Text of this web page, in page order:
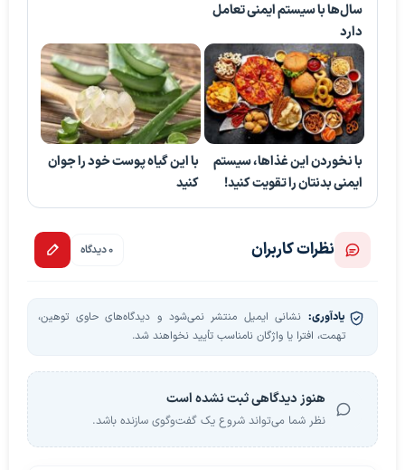
سال‌ها با سیستم ایمنی تعامل
دارد
با نخوردن این غذاها، سیستم
ایمنی بدنتان را تقویت کنید!
با این گیاه پوست خود را جوان
کنید
نظرات کاربران 0 دیدگاه
یادآوری: نشانی ایمیل منتشر نمی‌شود و دیدگاه‌های حاوی توهین،
تهمت، افترا یا واژگان نامناسب تأیید نخواهند شد.
هنوز دیدگاهی ثبت نشده است
نظر شما می‌تواند شروع یک گفت‌وگوی سازنده باشد.